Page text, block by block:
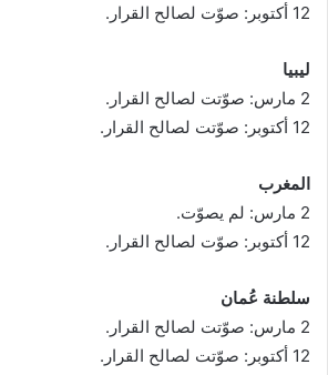
12 أكتوبر: صوّت لصالح القرار.
ليبيا
2 مارس: صوّتت لصالح القرار.
12 أكتوبر: صوّتت لصالح القرار.
المغرب
2 مارس: لم يصوّت.
12 أكتوبر: صوّت لصالح القرار.
سلطنة عُمان
2 مارس: صوّتت لصالح القرار.
12 أكتوبر: صوّتت لصالح القرار.